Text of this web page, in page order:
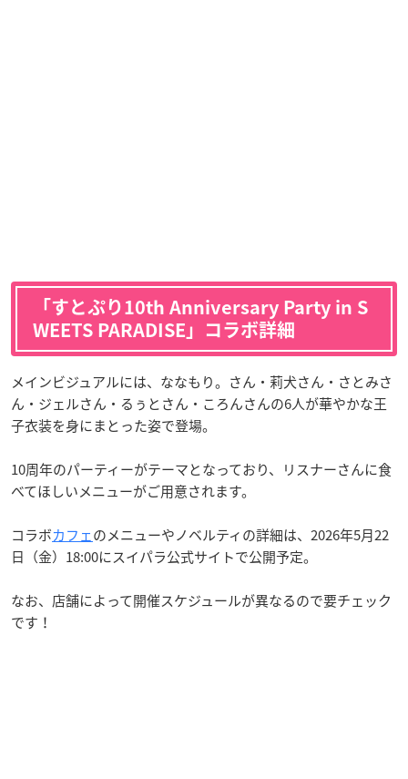
「すとぷり10th Anniversary Party in S
WEETS PARADISE」コラボ詳細
メインビジュアルには、ななもり。さん・莉犬さん・さとみさ
ん・ジェルさん・るぅとさん・ころんさんの6人が華やかな王
子衣装を身にまとった姿で登場。
10周年のパーティーがテーマとなっており、リスナーさんに食
べてほしいメニューがご用意されます。
コラボカフェのメニューやノベルティの詳細は、2026年5月22
日（金）18:00にスイパラ公式サイトで公開予定。
なお、店舗によって開催スケジュールが異なるので要チェック
です！